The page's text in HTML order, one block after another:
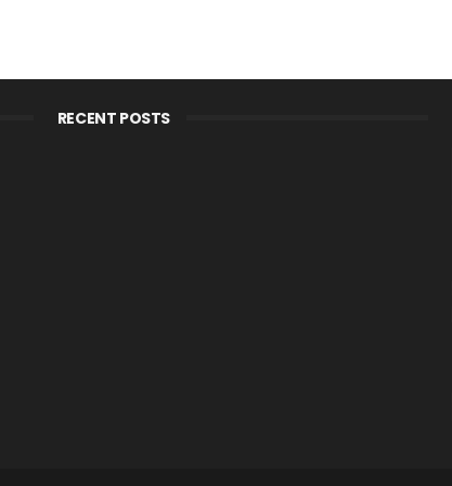
RECENT POSTS